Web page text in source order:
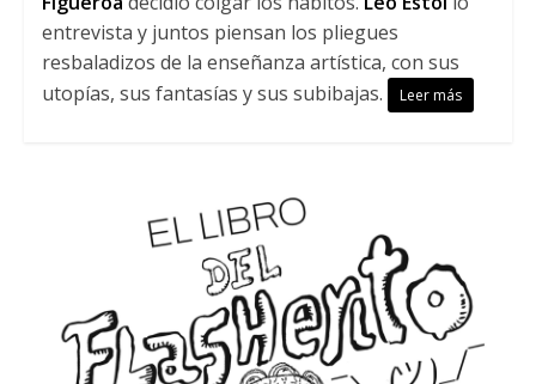
entrevista y juntos piensan los pliegues
resbaladizos de la enseñanza artística, con sus
utopías, sus fantasías y sus subibajas.
Leer más